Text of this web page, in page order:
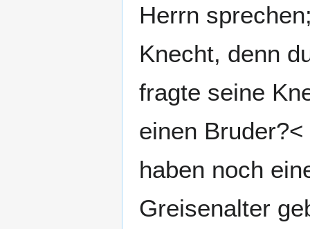
Herrn
Knecht, denn
fragte seine
einen
haben noch
Greisenalter